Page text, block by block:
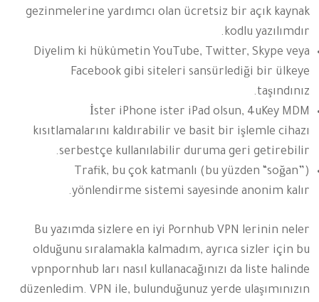
gezinmelerine yardımcı olan ücretsiz bir açık kaynak
kodlu yazılımdır.
Diyelim ki hükûmetin YouTube, Twitter, Skype veya
Facebook gibi siteleri sansürlediği bir ülkeye
taşındınız.
İster iPhone ister iPad olsun, 4uKey MDM
kısıtlamalarını kaldırabilir ve basit bir işlemle cihazı
serbestçe kullanılabilir duruma geri getirebilir.
Trafik, bu çok katmanlı (bu yüzden “soğan”)
yönlendirme sistemi sayesinde anonim kalır.
Bu yazımda sizlere en iyi Pornhub VPN lerinin neler
olduğunu sıralamakla kalmadım, ayrıca sizler için bu
vpnpornhub ları nasıl kullanacağınızı da liste halinde
düzenledim. VPN ile, bulunduğunuz yerde ulaşımınızın